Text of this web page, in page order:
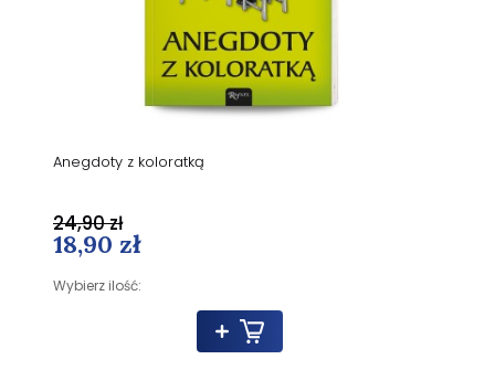
Anegdoty z koloratką
18,90 zł
Wybierz ilość:
24,90 zł